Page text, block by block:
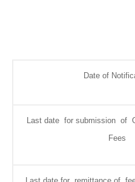
Date of
Last date for submission of
Fees